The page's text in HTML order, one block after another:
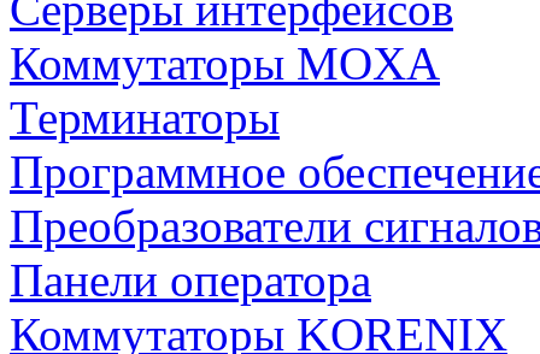
Коммутаторы MOXA
Терминаторы
Программное
Преобразователи
Панели оператора
Коммутаторы KORENIX